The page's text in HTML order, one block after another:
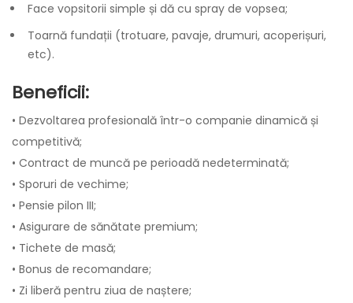
Face vopsitorii simple și dă cu spray de vopsea;
Toarnă fundații (trotuare, pavaje, drumuri, acoperișuri,
etc).
Beneficii:
• Dezvoltarea profesională într-o companie dinamică și
competitivă;
• Contract de muncă pe perioadă nedeterminată;
• Sporuri de vechime;
• Pensie pilon III;
• Asigurare de sănătate premium;
• Tichete de masă;
• Bonus de recomandare;
• Zi liberă pentru ziua de naștere;